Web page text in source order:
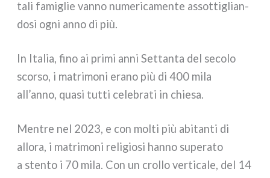
tali fami­glie van­no nume­ri­ca­men­te assot­ti­glian­
do­si ogni anno di più.
In Italia, fino ai pri­mi anni Settanta del seco­lo
scor­so, i matri­mo­ni era­no più di 400 mila
all’anno, qua­si tut­ti cele­bra­ti in chie­sa.
Mentre nel 2023, e con mol­ti più abi­tan­ti di
allo­ra, i matri­mo­ni reli­gio­si han­no supe­ra­to
a sten­to i 70 mila. Con un crol­lo ver­ti­ca­le, del 14